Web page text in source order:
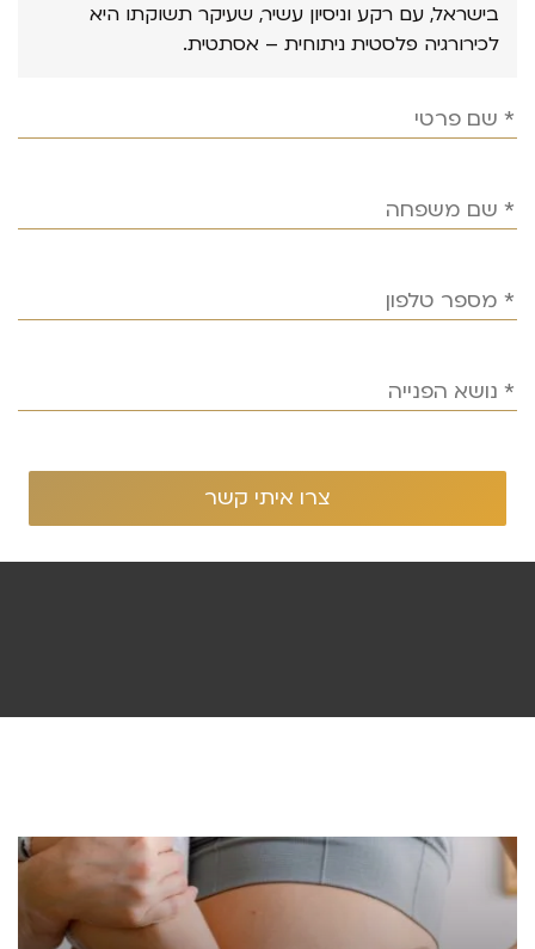
בישראל, עם רקע וניסיון עשיר, שעיקר תשוקתו היא
לכירורגיה פלסטית ניתוחית – אסתטית.